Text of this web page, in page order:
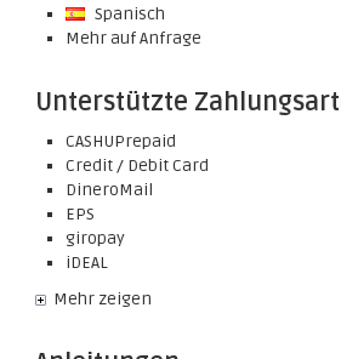
Spanisch
Mehr auf Anfrage
Unterstützte
CASHUPrepaid
Credit / Debit Card
DineroMail
EPS
giropay
iDEAL
Mehr zeigen